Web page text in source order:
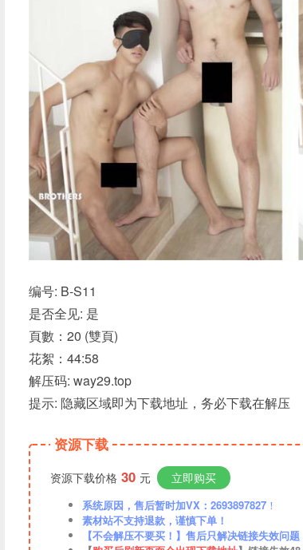
编号: B-S11
是否全见: 是
頁數：20 (雙頁)
花絮：44:58
解压码: way29.top
提示: 隐藏区域即为下载地址，务必下载在解压
资源下载
资源下载价格 30 元 立即购买
系统原因，售后暂时加VX：2693897827 ！
素材站不支持退款，谨慎下单！
【不会解压不要买！】售后只解决链接失效问